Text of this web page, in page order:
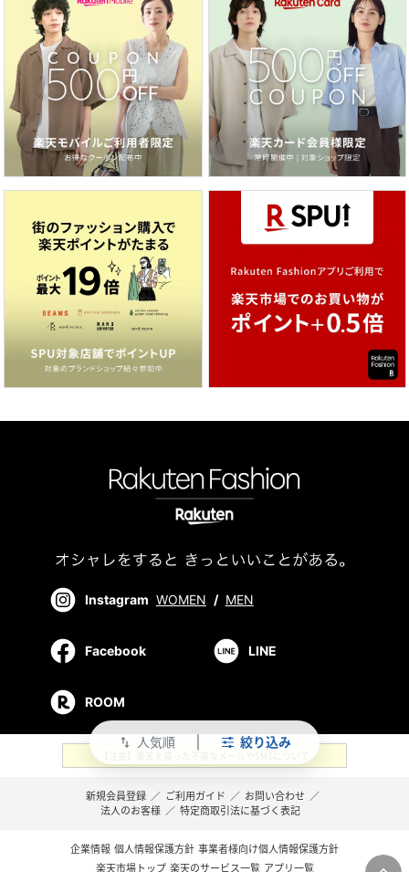
swap_vert 人気順 絞り込み
Instagram WOMEN / MEN
Facebook LINE
ROOM
【注意】楽天を装った不審なメールやSMSについて
新規会員登録 ／ ご利用ガイド ／ お問い合わせ ／
法人のお客様 ／ 特定商取引法に基づく表記
企業情報 個人情報保護方針 事業者様向け個人情報保護方針
楽天市場トップ 楽天のサービス一覧 アプリ一覧